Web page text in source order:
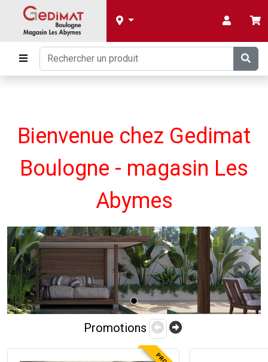
Bienvenue chez Gedimat
Boulogne - magasin Les
Abymes
Previous Next
Promotions